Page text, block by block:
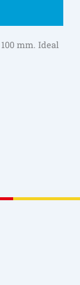
mm. Ideal